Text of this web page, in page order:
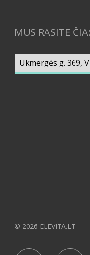
MUS RASITE ČIA:
© 2026 ELEVITA.LT